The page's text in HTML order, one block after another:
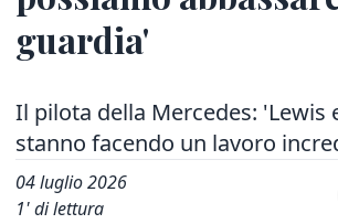
guardia'
Il pilota della Mercedes: 'Lewis
stanno facendo un lavoro
04 luglio 2026
1' di lettura